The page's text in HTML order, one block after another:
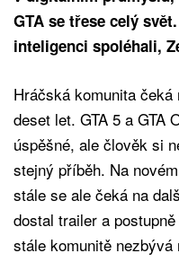
GTA se třese celý
inteligenci spoléhali,
Hráčská komunita čeká
deset let. GTA 5 a GTA
úspěšné, ale člověk si
stejný příběh. Na
stále se ale čeká na
dostal trailer a
stále komunitě